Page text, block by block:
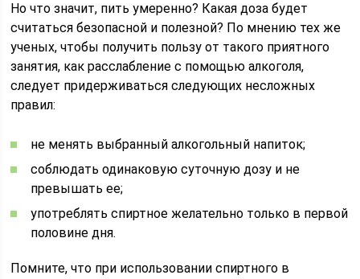
Но что значит, пить умеренно? Какая доза будет
считаться безопасной и полезной? По мнению тех же
ученых, чтобы получить пользу от такого приятного
занятия, как расслабление с помощью алкоголя,
следует придерживаться следующих несложных
правил:
не менять выбранный алкогольный напиток;
соблюдать одинаковую суточную дозу и не
превышать ее;
употреблять спиртное желательно только в первой
половине дня.
Помните, что при использовании спиртного в